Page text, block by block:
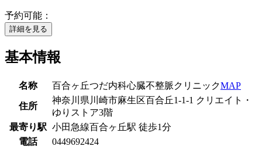
予約可能：
詳細を見る
基本情報
名称 百合ヶ丘つだ内科心臓不整脈クリニックMAP
住所
神奈川県川崎市麻生区百合丘1-1-1 クリエイト・
ゆりストア3階
最寄り駅 小田急線百合ヶ丘駅 徒歩1分
電話
0449692424